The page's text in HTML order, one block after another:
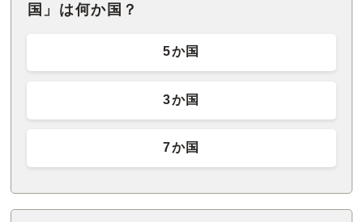
国」は何か国？
5か国
3か国
7か国